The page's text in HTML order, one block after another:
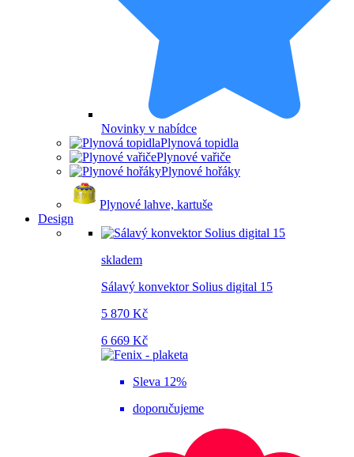
Novinky v nabídce
Plynová topidla
Plynové vařiče
Plynové hořáky
Plynové lahve, kartuše
Design
skladem
Sálavý konvektor Solius digital 15
5 870 Kč
6 669 Kč
Sleva 12%
doporučujeme